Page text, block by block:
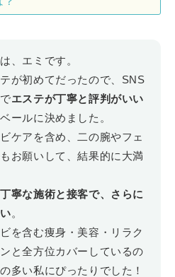
、エミです。
が初めてだったので、SNS
エステが丁寧と評判がいい
ールに決めました。
ケアを含め、二の腕やフェ
お願いして、結果的に大満
寧な施術と接客で、さらに
。
を含む痩身・美容・リラク
と全方位カバーしているの
多い私にぴったりでした！